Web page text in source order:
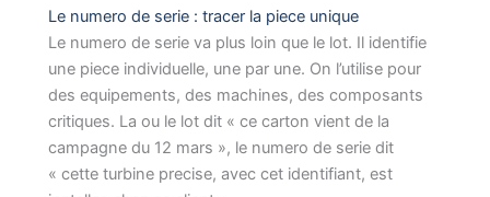
Le numero de serie : tracer la piece unique
Le numero de serie va plus loin que le lot. Il identifie
une piece individuelle, une par une. On l’utilise pour
des equipements, des machines, des composants
critiques. La ou le lot dit « ce carton vient de la
campagne du 12 mars », le numero de serie dit
« cette turbine precise, avec cet identifiant, est